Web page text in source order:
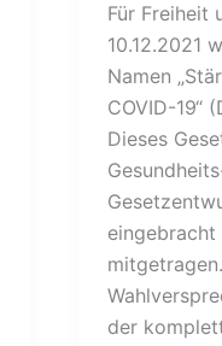
Für Freiheit
10.12.2021
Namen
COVID-19“
Dieses
der